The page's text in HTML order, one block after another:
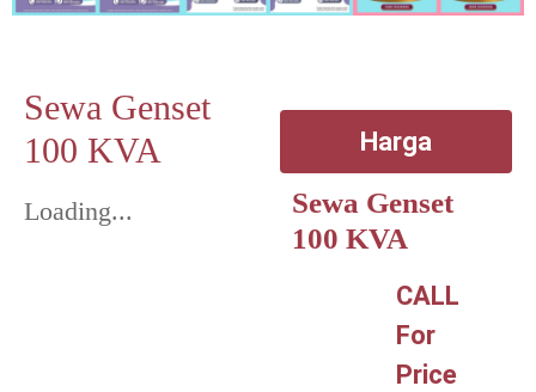
Sewa Genset
100 KVA
Loading...
Harga
Sewa Genset
100 KVA
CALL
For
Price